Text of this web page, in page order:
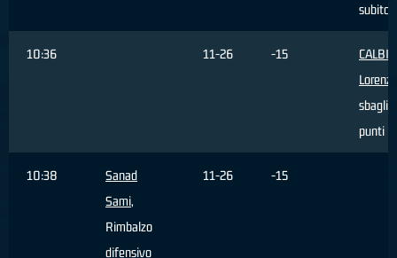
subito
10:36 11-26 -15
Lorenzo
punti
10:38
Sanad
Sami,
Rimbalzo
difensivo
11-26 -15